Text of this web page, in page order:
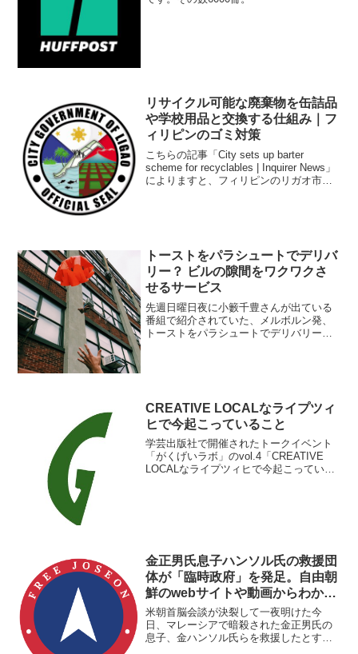
リサイクル可能な廃棄物を缶詰品
や学校用品と交換する仕組み｜フ
ィリピンのゴミ対策
こちらの記事「City sets up barter
scheme for recyclables | Inquirer News」
によりますと、フィリピンのリガオ市で
トーストをパラシュートでデリバ
リー？ ビルの隙間をワクワクさ
せるサービス
先週日曜日夜に小籔千豊さんが出ている
番組で紹介されていた、メルボルン発、
トーストをパラシュートでデリバリーす
CREATIVE LOCALなライプツィ
ヒで今起こっていること
学芸出版社で開催されたトークイベント
「がくげいラボ」のvol.4「CREATIVE
LOCALなライプツィヒで今起こっている
金正男氏息子ハンソル氏の救援団
体が「臨時政府」を発足。自由朝
鮮のwebサイトや動画からわかる
こと。
米朝首脳会談が決裂して一夜明けた今
日、マレーシアで暗殺された金正男氏の
息子、金ハンソル氏らを救援したとする